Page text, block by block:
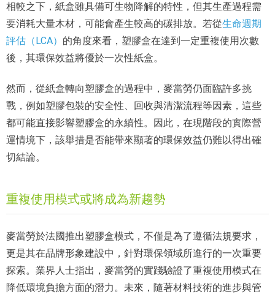
相較之下，紙盒雖具備可生物降解的特性，但其生產過程需
要消耗大量木材，可能會產生較高的碳排放。若從生命週期
評估（LCA） 的角度來看，塑膠盒在達到一定重複使用次數
後，其環保效益將優於一次性紙盒。
然而，從紙盒轉向塑膠盒的過程中，麥當勞仍面臨許多挑
戰，例如塑膠包裝的安全性、回收與清潔流程等因素，這些
都可能直接影響塑膠盒的永續性。因此，在現階段的實際營
運情境下，該舉措是否能帶來顯著的環保效益仍難以得出確
切結論。
重複使用模式或將成為新趨勢
麥當勞於法國推出塑膠盒模式，不僅是為了遵循法規要求，
更是其在品牌形象建設中，針對環保領域所進行的一次重要
探索。業界人士指出，麥當勞的實踐驗證了重複使用模式在
降低環境負擔方面的潛力。未來，隨著材料技術的進步與管